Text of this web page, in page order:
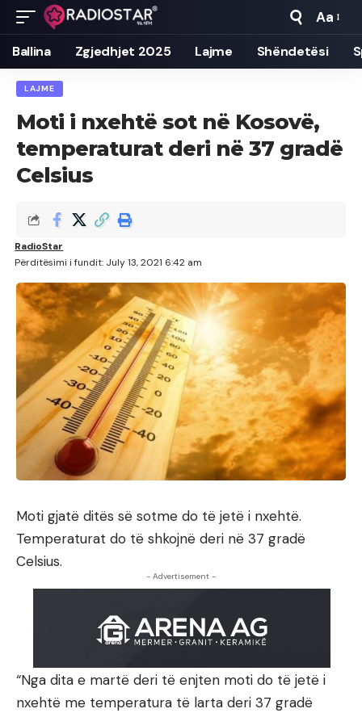
Font
Resizer
Aa
Ballina Zgjedhjet 2025 Lajme Shëndetësi
LAJME
Moti i nxehtë sot në Kosovë,
temperaturat deri në 37 gradë
Celsius
Përditësimi i fundit: July 13, 2021 6:42 am
RadioStar
Moti gjatë ditës së sotme do të jetë i nxehtë.
Temperaturat do të shkojnë deri në 37 gradë
Celsius.
- Advertisement -
“Nga dita e martë deri të enjten moti do të jetë i
nxehtë me temperatura të larta deri 37 gradë